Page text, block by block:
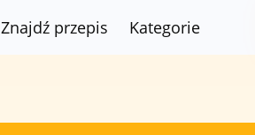
Znajdź przepis Kategorie